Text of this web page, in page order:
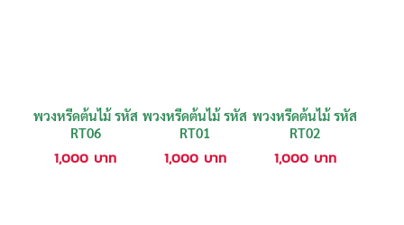
พวงหรีดต้นไม้ รหัส
RT06
1,000 บาท
พวงหรีดต้นไม้ รหัส
RT01
1,000 บาท
พวงหรีดต้นไม้ รหัส
RT02
1,000 บาท